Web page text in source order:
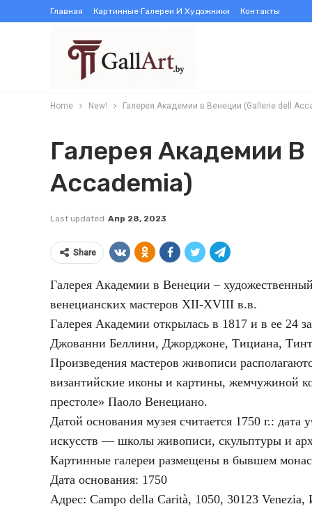
Главная Картинные Галереи И Художники Контакты
Home New! Галерея Академии в Венеции (Gallerie dell
Галерея Академии
Accademia)
Last updated Апр 28, 2023
Share
Галерея Академии в Венеции –
венецианских мастеров XII-XVIII в.в.
Галерея Академии открылась в 1817 и в ее 24
Джованни Беллини, Джорджоне, Тициана,
Произведения мастеров живописи
византийские иконы и картины, жемчужиной
престоле» Паоло Венециано.
Датой основания музея считается 1750 г.:
искусств — школы живописи, скульптуры и
Картинные галереи размещены в бывшем
Дата основания: 1750
Адрес: Campo della Carità, 1050, 30123 Venezia,